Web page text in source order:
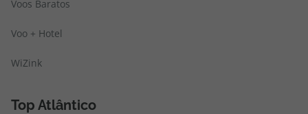
Voos Baratos
Voo + Hotel
WiZink
Top Atlântico